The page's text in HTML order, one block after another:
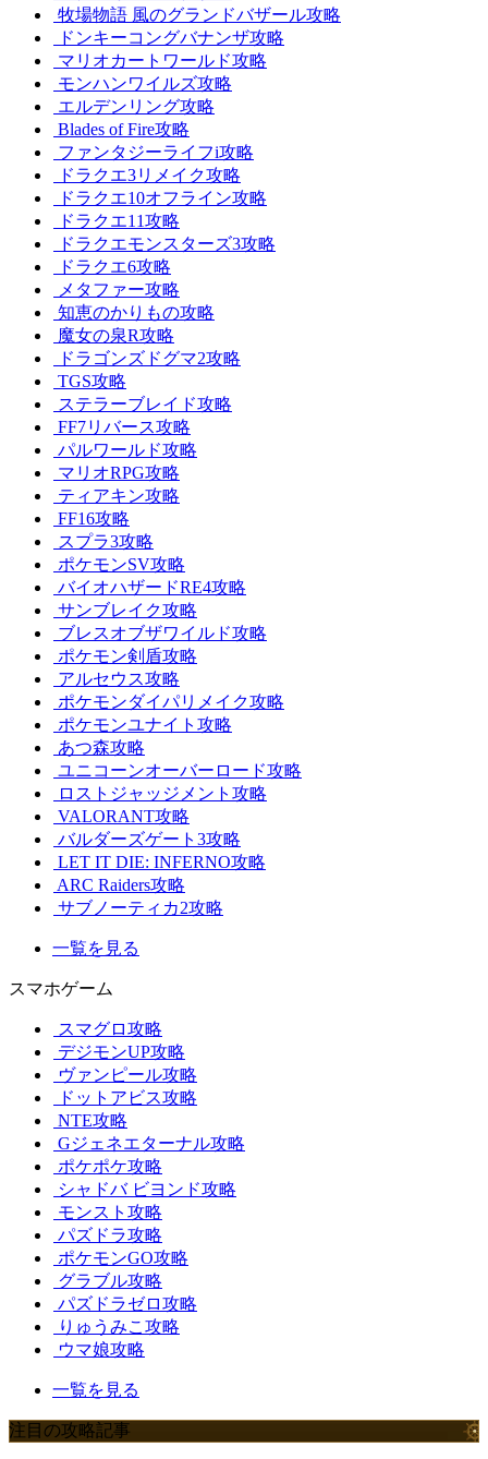
牧場物語 風のグランドバザール攻略
ドンキーコングバナンザ攻略
マリオカートワールド攻略
モンハンワイルズ攻略
エルデンリング攻略
Blades of Fire攻略
ファンタジーライフi攻略
ドラクエ3リメイク攻略
ドラクエ10オフライン攻略
ドラクエ11攻略
ドラクエモンスターズ3攻略
ドラクエ6攻略
メタファー攻略
知恵のかりもの攻略
魔女の泉R攻略
ドラゴンズドグマ2攻略
TGS攻略
ステラーブレイド攻略
FF7リバース攻略
パルワールド攻略
マリオRPG攻略
ティアキン攻略
FF16攻略
スプラ3攻略
ポケモンSV攻略
バイオハザードRE4攻略
サンブレイク攻略
ブレスオブザワイルド攻略
ポケモン剣盾攻略
アルセウス攻略
ポケモンダイパリメイク攻略
ポケモンユナイト攻略
あつ森攻略
ユニコーンオーバーロード攻略
ロストジャッジメント攻略
VALORANT攻略
バルダーズゲート3攻略
LET IT DIE: INFERNO攻略
ARC Raiders攻略
サブノーティカ2攻略
一覧を見る
スマホゲーム
スマグロ攻略
デジモンUP攻略
ヴァンピール攻略
ドットアビス攻略
NTE攻略
Gジェネエターナル攻略
ポケポケ攻略
シャドバ ビヨンド攻略
モンスト攻略
パズドラ攻略
ポケモンGO攻略
グラブル攻略
パズドラゼロ攻略
りゅうみこ攻略
ウマ娘攻略
一覧を見る
注目の攻略記事